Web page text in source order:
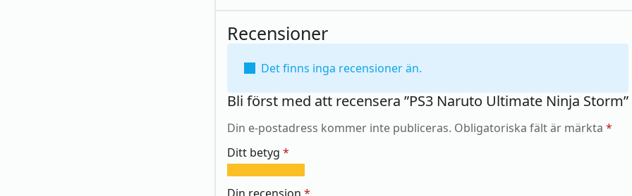
Recensioner
Det finns inga recensioner än.
Bli först med att recensera ”PS3 Naruto Ultimate Ninja Storm”
Din e-postadress kommer inte publiceras. Obligatoriska fält är märkta *
Ditt betyg *
av
av